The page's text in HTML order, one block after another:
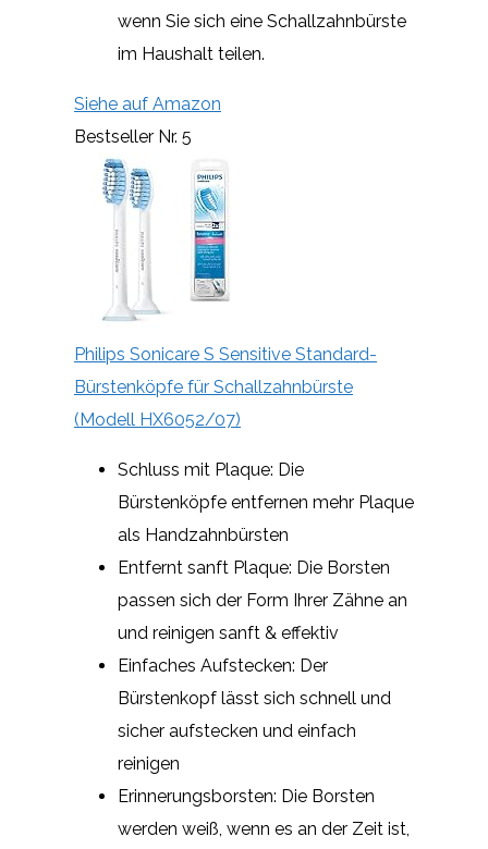
wenn Sie sich eine Schallzahnbürste
im Haushalt teilen.
Siehe auf Amazon
Bestseller Nr. 5
Philips Sonicare S Sensitive Standard-
Bürstenköpfe für Schallzahnbürste
(Modell HX6052/07)
Schluss mit Plaque: Die
Bürstenköpfe entfernen mehr Plaque
als Handzahnbürsten
Entfernt sanft Plaque: Die Borsten
passen sich der Form Ihrer Zähne an
und reinigen sanft & effektiv
Einfaches Aufstecken: Der
Bürstenkopf lässt sich schnell und
sicher aufstecken und einfach
reinigen
Erinnerungsborsten: Die Borsten
werden weiß, wenn es an der Zeit ist,